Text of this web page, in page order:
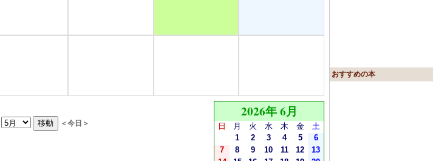
＜今日＞
2026年 6月
日 月 火 水 木 金
土
1
2 3 4 5
6
7
8 9 10 11 12
13
おすすめの本